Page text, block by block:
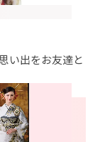
い出をお友達と